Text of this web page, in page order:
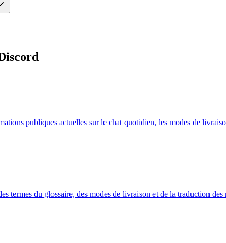
publiques actuelles sur le chat quotidien, les modes de
termes du glossaire, des modes de livraison et de la traduction